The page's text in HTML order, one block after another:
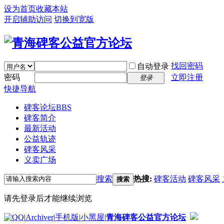
设为首页收藏本站
开启辅助访问 切换到宽版
自动登录 找回密码
密码
登录
立即注册
快捷导航
碑客论坛BBS
碑客简介
最新活动
公益轨迹
碑客风采
义卖广场
搜索 搜索 热搜: 碑客活动 碑客风采
请先登录后才能继续浏览
|Archiver|手机版|小黑屋|青海碑客公益官方论坛